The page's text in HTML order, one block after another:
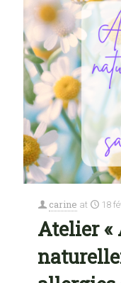
carine at 18
Atelier «